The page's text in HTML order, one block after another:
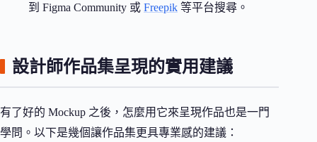
到 Figma Community 或 Freepik 等平台搜尋。
設計師作品集呈現的實用建議
有了好的 Mockup 之後，怎麼用它來呈現作品也是一門
學問。以下是幾個讓作品集更具專業感的建議：